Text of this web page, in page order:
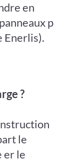
en
p
Enerlis).
?
le
er le